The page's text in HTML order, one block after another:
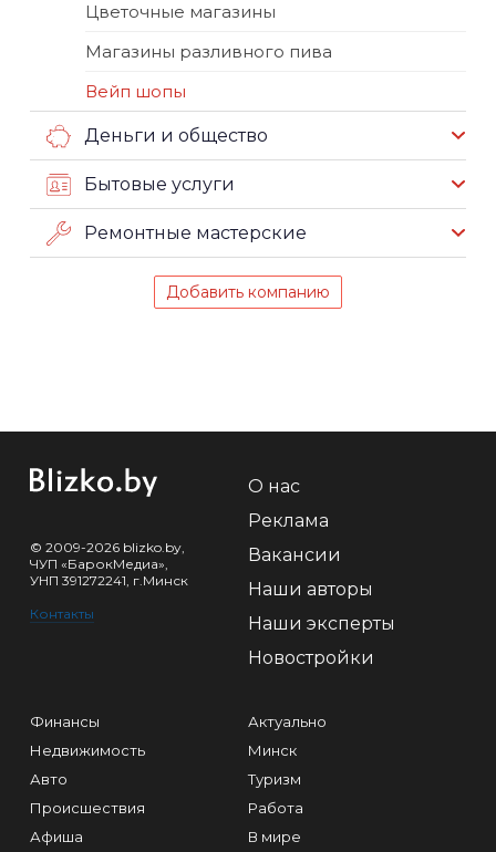
Цветочные магазины
Магазины разливного пива
Вейп шопы
Деньги и общество
Бытовые услуги
Ремонтные мастерские
Добавить компанию
© 2009-2026 blizko.by,
ЧУП «БарокМедиа»,
УНП 391272241, г.Минск
Контакты
О нас
Реклама
Вакансии
Наши авторы
Наши эксперты
Новостройки
Финансы
Недвижимость
Авто
Происшествия
Афиша
Актуально
Минск
Туризм
Работа
В мире